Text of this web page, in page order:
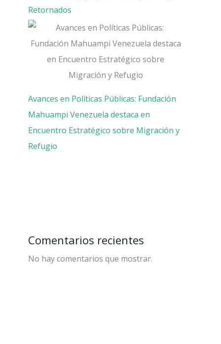
Retornados
Avances en Políticas Públicas: Fundación
Mahuampi Venezuela destaca en
Encuentro Estratégico sobre Migración y
Refugio
Comentarios recientes
No hay comentarios que mostrar.